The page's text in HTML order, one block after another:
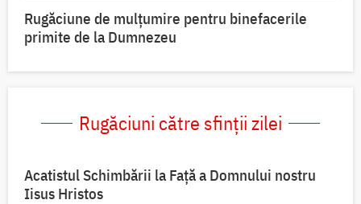
Rugăciune de mulțumire pentru binefacerile
primite de la Dumnezeu
Rugăciuni către sfinții zilei
Acatistul Schimbării la Faţă a Domnului nostru
Iisus Hristos